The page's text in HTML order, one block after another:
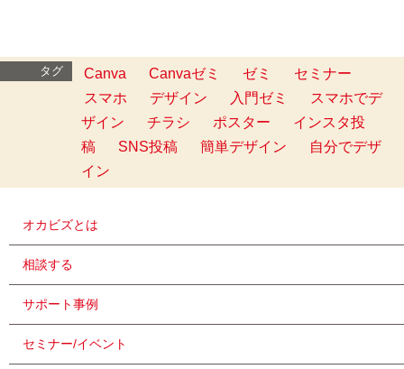
タグ Canva Canvaゼミ ゼミ
セミナー
スマホ
デザイン 入門ゼミ
スマホでデ
ザイン
チラシ ポスター
インスタ投
稿
SNS投稿 簡単デザイン
自分でデザ
イン
オカビズとは
相談する
サポート事例
セミナー/イベント